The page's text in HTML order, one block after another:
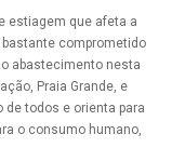
estiagem que afeta a
comprometido
abastecimento nesta
Praia Grande, e
de todos e orienta para
o consumo humano,